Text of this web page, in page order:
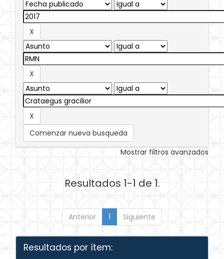
Comenzar nueva busqueda
Mostrar filtros avanzados
Resultados 1-1 de 1.
Anterior 1 Siguiente
Resultados por ítem: